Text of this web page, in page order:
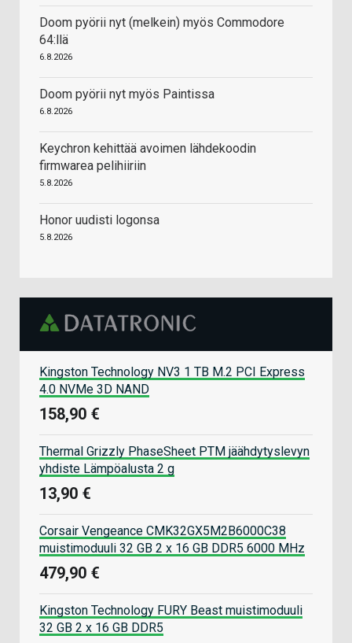
Doom pyörii nyt (melkein) myös Commodore
64:llä
6.8.2026
Doom pyörii nyt myös Paintissa
6.8.2026
Keychron kehittää avoimen lähdekoodin
firmwarea pelihiiriin
5.8.2026
Honor uudisti logonsa
5.8.2026
Kingston Technology NV3 1 TB M.2 PCI Express
4.0 NVMe 3D NAND
158,90 €
Thermal Grizzly PhaseSheet PTM jäähdytyslevyn
yhdiste Lämpöalusta 2 g
13,90 €
Corsair Vengeance CMK32GX5M2B6000C38
muistimoduuli 32 GB 2 x 16 GB DDR5 6000 MHz
479,90 €
Kingston Technology FURY Beast muistimoduuli
32 GB 2 x 16 GB DDR5